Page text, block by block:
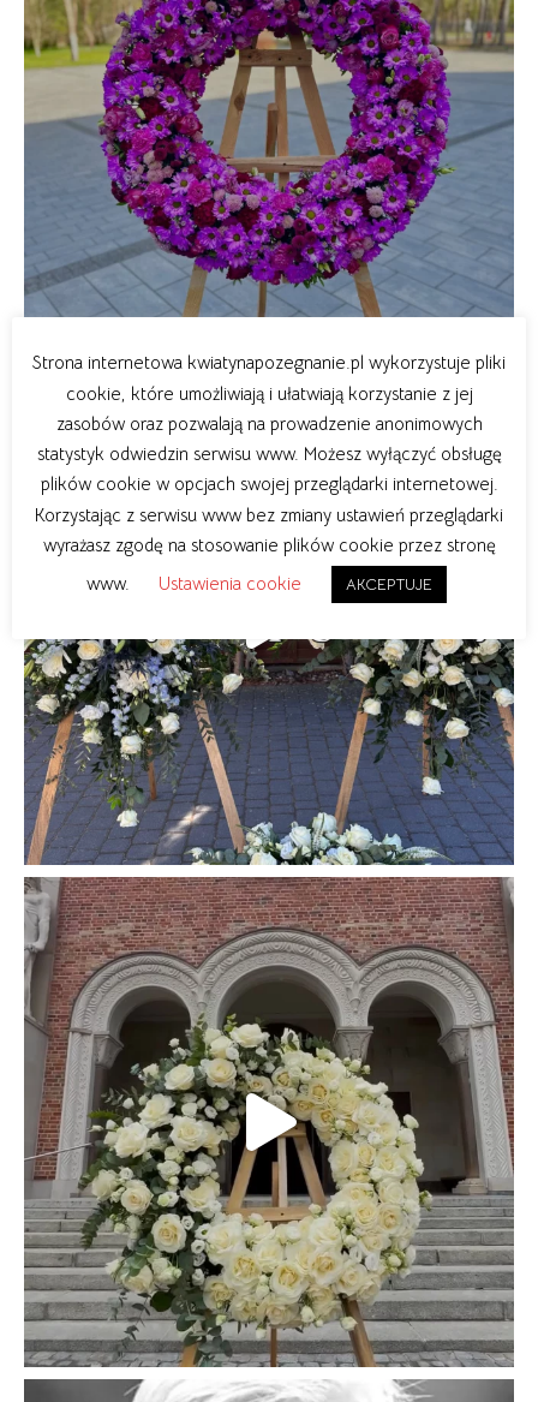
Strona internetowa kwiatynapozegnanie.pl wykorzystuje pliki
cookie, które umożliwiają i ułatwiają korzystanie z jej
zasobów oraz pozwalają na prowadzenie anonimowych
statystyk odwiedzin serwisu www. Możesz wyłączyć obsługę
plików cookie w opcjach swojej przeglądarki internetowej.
Korzystając z serwisu www bez zmiany ustawień przeglądarki
wyrażasz zgodę na stosowanie plików cookie przez stronę
www.
Ustawienia cookie AKCEPTUJE